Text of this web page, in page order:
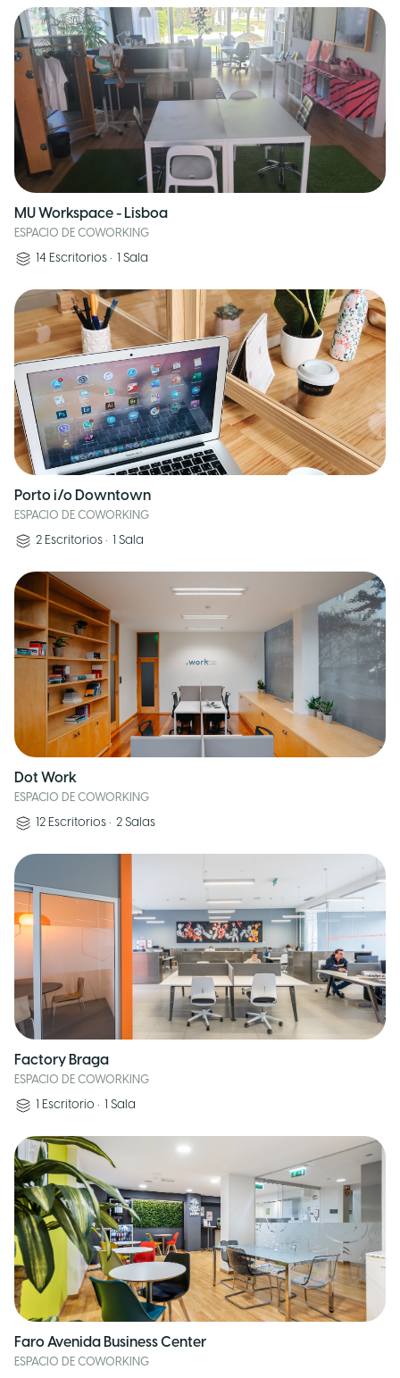
MU Workspace - Lisboa
ESPACIO DE COWORKING
14 Escritorios • 1 Sala
Porto i/o Downtown
ESPACIO DE COWORKING
2 Escritorios • 1 Sala
Dot Work
ESPACIO DE COWORKING
12 Escritorios • 2 Salas
Factory Braga
ESPACIO DE COWORKING
1 Escritorio • 1 Sala
Faro Avenida Business Center
ESPACIO DE COWORKING